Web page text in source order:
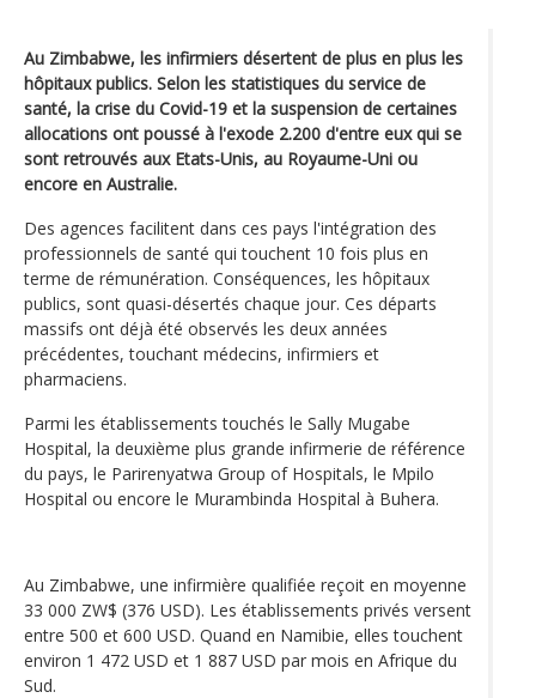
Au Zimbabwe, les infirmiers désertent de plus en plus les
hôpitaux publics. Selon les statistiques du service de
santé, la crise du Covid-19 et la suspension de certaines
allocations ont poussé à l'exode 2.200 d'entre eux qui se
sont retrouvés aux Etats-Unis, au Royaume-Uni ou
encore en Australie.
Des agences facilitent dans ces pays l'intégration des
professionnels de santé qui touchent 10 fois plus en
terme de rémunération. Conséquences, les hôpitaux
publics, sont quasi-désertés chaque jour. Ces départs
massifs ont déjà été observés les deux années
précédentes, touchant médecins, infirmiers et
pharmaciens.
Parmi les établissements touchés le Sally Mugabe
Hospital, la deuxième plus grande infirmerie de référence
du pays, le Parirenyatwa Group of Hospitals, le Mpilo
Hospital ou encore le Murambinda Hospital à Buhera.
Au Zimbabwe, une infirmière qualifiée reçoit en moyenne
33 000 ZW$ (376 USD). Les établissements privés versent
entre 500 et 600 USD. Quand en Namibie, elles touchent
environ 1 472 USD et 1 887 USD par mois en Afrique du
Sud.